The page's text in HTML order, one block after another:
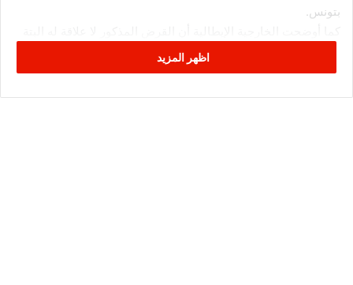
بتونس.
بفيروس كورونا المستجد من قريب أو من بعيد، بل هو دعم كما
أسلفت لفائدة المؤسسات الصغرى والمتوسطة التونسية وله أثر
اظهر المزيد